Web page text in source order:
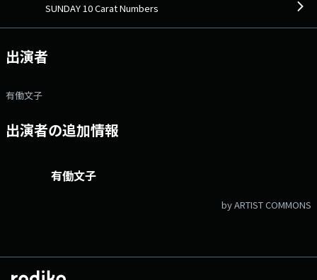
SUNDAY 10 Carat Numbers
出演者
有働文子
出演者の追加情報
有働文子
by ARTIST COMMONS